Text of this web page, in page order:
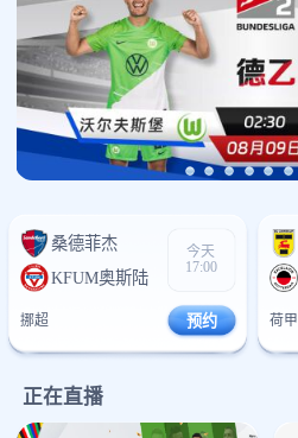
桑德菲杰
0
KFUM奥斯陆
0
挪超 预约
今天
17:00
荷甲
正在直播